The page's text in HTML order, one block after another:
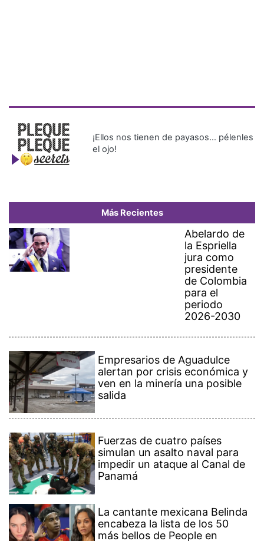
¡Ellos nos tienen de payasos… pélenles
el ojo!
Más Recientes
Abelardo de
la Espriella
jura como
presidente
de Colombia
para el
periodo
2026-2030
Empresarios de Aguadulce
alertan por crisis económica y
ven en la minería una posible
salida
Fuerzas de cuatro países
simulan un asalto naval para
impedir un ataque al Canal de
Panamá
La cantante mexicana Belinda
encabeza la lista de los 50
más bellos de People en